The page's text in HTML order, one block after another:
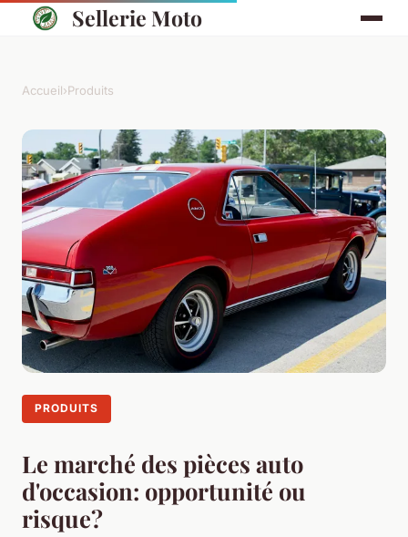
Sellerie Moto
Accueil›Produits
PRODUITS
Le marché des pièces auto
d'occasion: opportunité ou
risque?